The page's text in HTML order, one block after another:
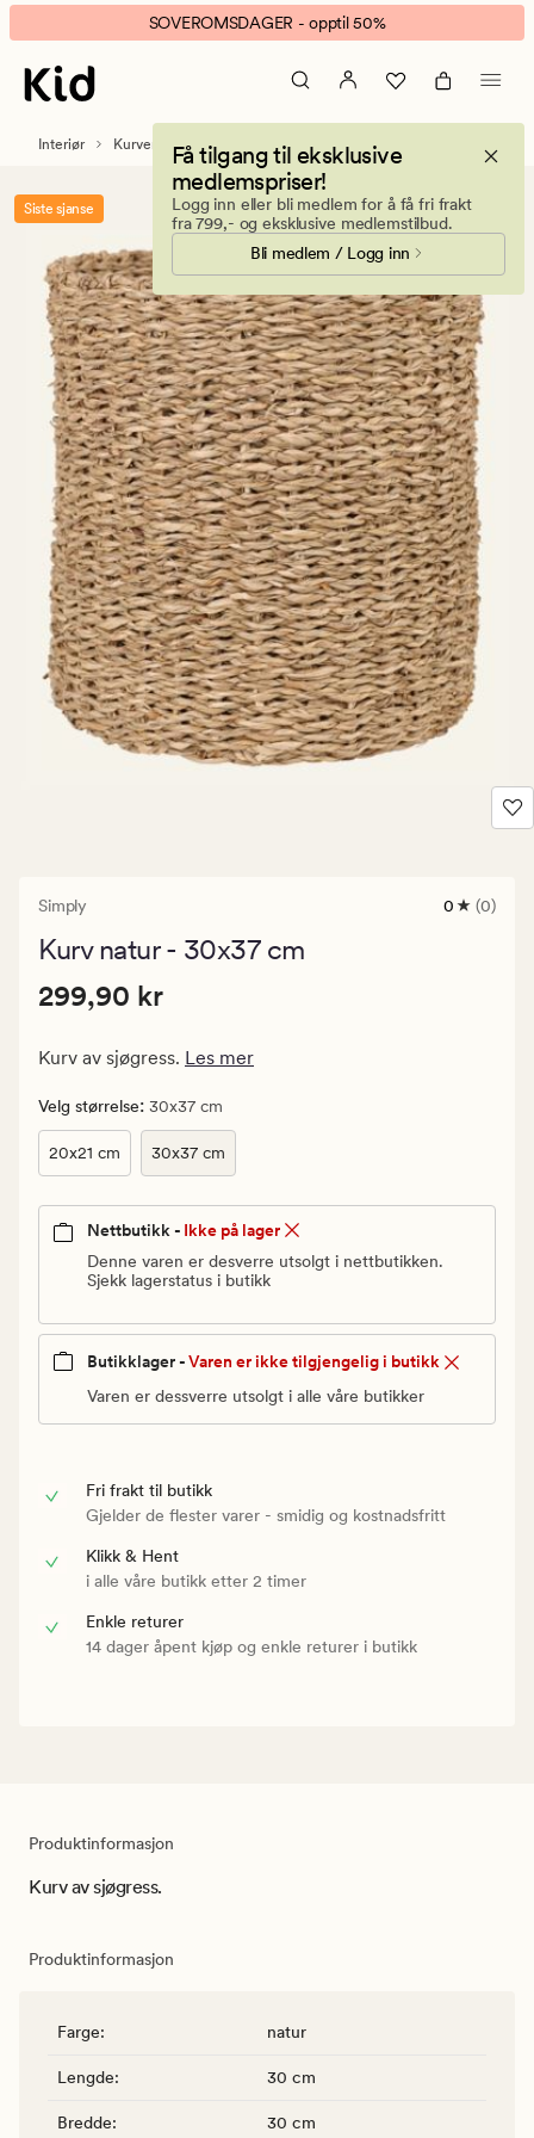
Simply
kurv
natur
banner.
Klikk
ESCAPE
pause.
SOVEROMSDAGER - opptil 50%
Få tilgang til eksklusive
medlemspriser!
Logg inn eller bli medlem for å få fri frakt
fra 799,- og eksklusive medlemstilbud.
Bli medlem / Logg inn
Interiør Kurver
Siste sjanse
Simply
0
0 (0)
Kurv natur - 30x37 cm
Pris
299,90
pris
299,90
kr
Pris 299,90 kr
299,90 kr
Kurv av sjøgress. Les mer
Velg størrelse: 30x37 cm
20x21 cm 30x37 cm
Nettbutikk - Ikke på lager
Denne varen er desverre utsolgt i nettbutikken.
Sjekk lagerstatus i butikk
Butikklager -Varen er ikke tilgjengelig i butikk
Varen er dessverre utsolgt i alle våre butikker
Fri frakt til butikk
Gjelder de flester varer - smidig og kostnadsfritt
Klikk & Hent
i alle våre butikk etter 2 timer
Enkle returer
14 dager åpent kjøp og enkle returer i butikk
Produktinformasjon
Kurv av sjøgress.
Produktinformasjon
Farge: natur
Lengde: 30 cm
Bredde: 30 cm